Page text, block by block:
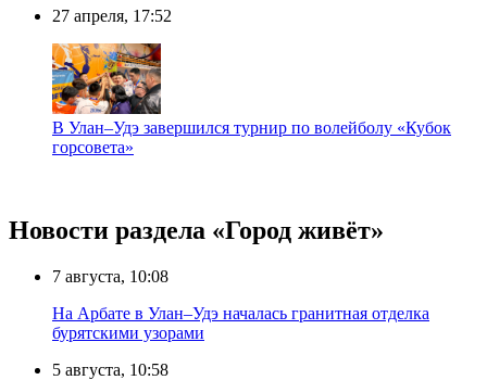
27 апреля, 17:52
В Улан–Удэ завершился турнир по волейболу «Кубок
горсовета»
Новости раздела «Город живёт»
7 августа, 10:08
На Арбате в Улан–Удэ началась гранитная отделка
бурятскими узорами
5 августа, 10:58